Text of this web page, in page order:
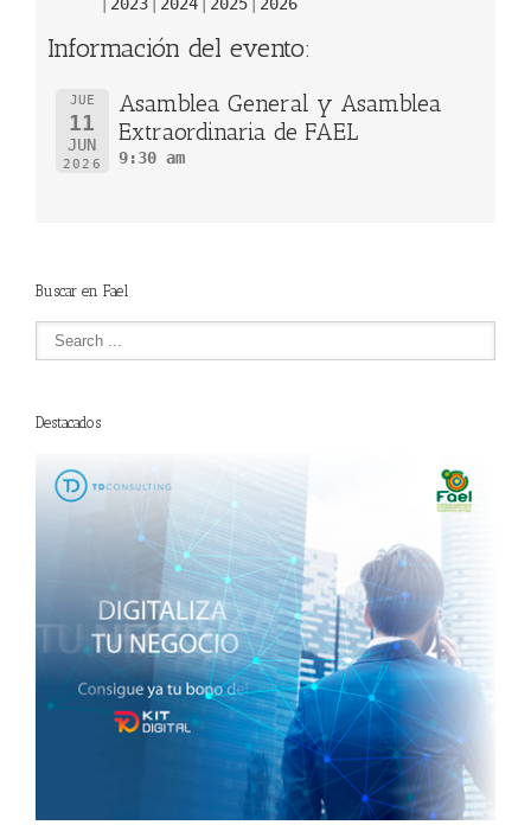
2023 2024 2025 2026
Información del evento:
JUE
11
JUN
2026
Asamblea General y Asamblea
Extraordinaria de FAEL
9:30 am
Buscar en Fael
Destacados